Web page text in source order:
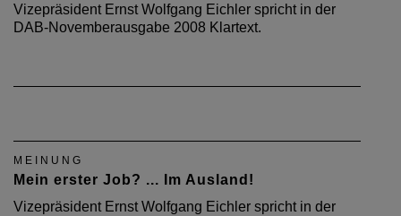
Vizepräsident Ernst Wolfgang Eichler spricht in der
DAB-Novemberausgabe 2008 Klartext.
MEINUNG
Mein erster Job? ... Im Ausland!
Vizepräsident Ernst Wolfgang Eichler spricht in der